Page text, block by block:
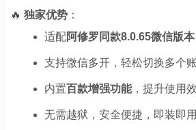
🔥独家优势 ：
适配阿修罗同款8.0.65微信版本
支持微信多开，轻松切换多个
内置百款增强功能，提升使用
无需越狱，安全便捷，即装即用